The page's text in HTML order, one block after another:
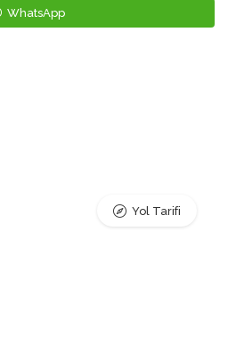
WhatsApp
Yol Tarifi